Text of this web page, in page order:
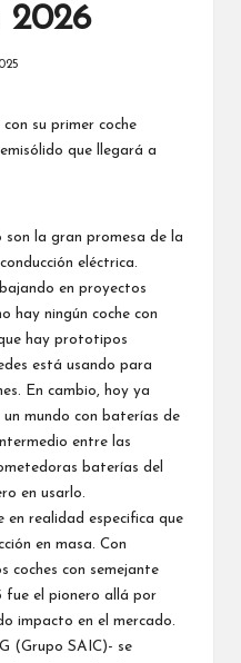
2026
la gran promesa de la
eléctrica.
en proyectos
hay ningún coche con
hay prototipos
está usando para
En cambio, hoy ya
mundo con baterías de
entre las
baterías del
en usarlo.
en realidad especifica que
en masa. Con
coches con semejante
fue el pionero allá por
impacto en el mercado.
(Grupo SAIC)- se